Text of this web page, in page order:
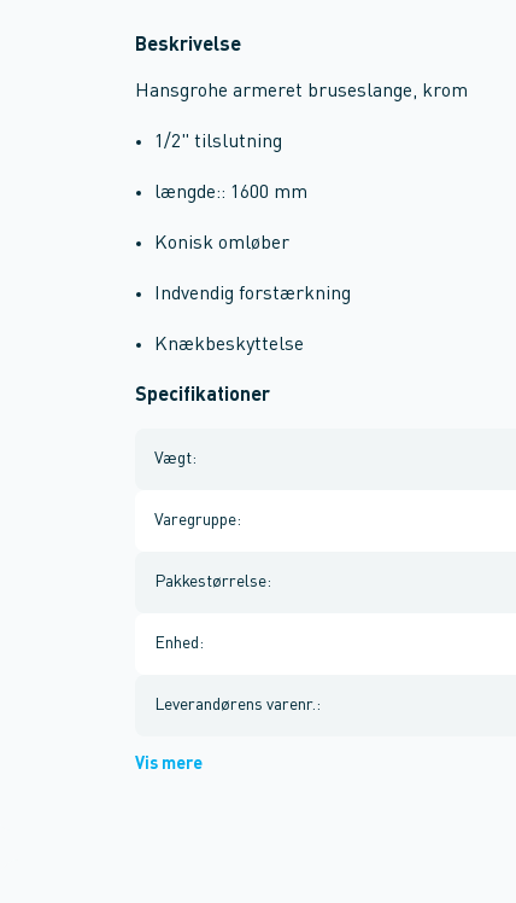
Beskrivelse
Hansgrohe armeret bruseslange, krom
1/2" tilslutning
længde:: 1600 mm
Konisk omløber
Indvendig forstærkning
Knækbeskyttelse
Specifikationer
Vægt:
Varegruppe:
Pakkestørrelse:
Enhed :
Leverandørens varenr. :
Vis mere